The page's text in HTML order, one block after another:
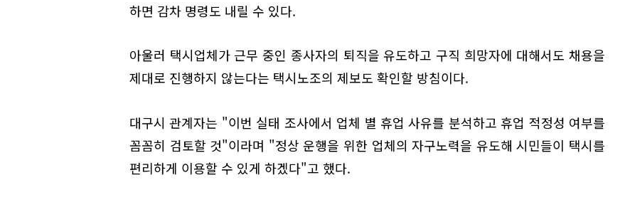
하면 감차 명령도 내릴 수 있다.
아울러 택시업체가 근무 중인 종사자의 퇴직을 유도하고 구직 희망자에 대해서도 채용을
제대로 진행하지 않는다는 택시노조의 제보도 확인할 방침이다.
대구시 관계자는 "이번 실태 조사에서 업체 별 휴업 사유를 분석하고 휴업 적정성 여부를
꼼꼼히 검토할 것"이라며 "정상 운행을 위한 업체의 자구노력을 유도해 시민들이 택시를
편리하게 이용할 수 있게 하겠다"고 했다.